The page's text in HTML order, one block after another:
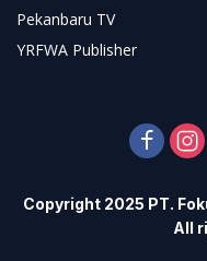
Pekanbaru TV
YRFWA Publisher
Copyright 2025 PT.
All